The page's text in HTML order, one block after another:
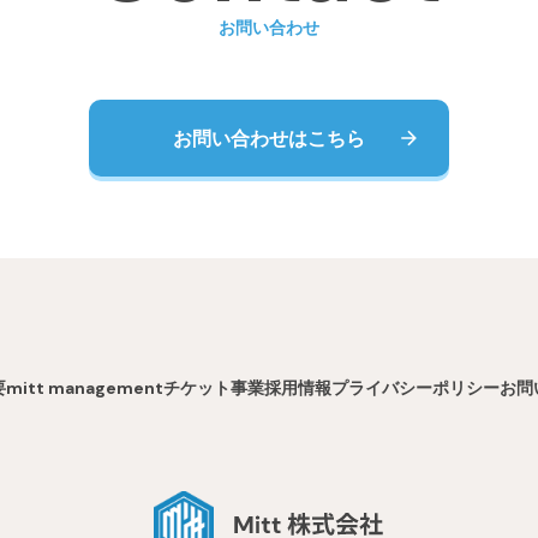
お問い合わせ
お問い合わせはこちら
mitt managementチケット事業採用情報プライバシーポリシーお問